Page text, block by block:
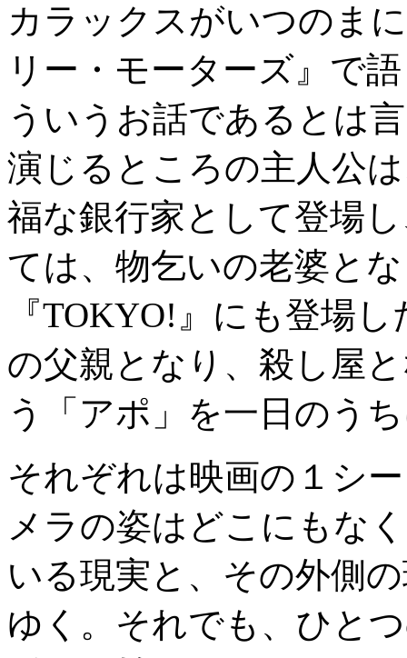
カラックスがいつのま
リー・モーターズ』で
ういうお話であるとは
演じるところの主人公
福な銀行家として登場
ては、物乞いの老婆と
『TOKYO!』にも登場
の父親となり、殺し屋
う「アポ」を一日のう
それぞれは映画の１シ
メラの姿はどこにもな
いる現実と、その外側
ゆく。それでも、ひと